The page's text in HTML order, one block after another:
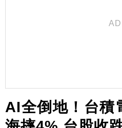
AI全倒地！台積